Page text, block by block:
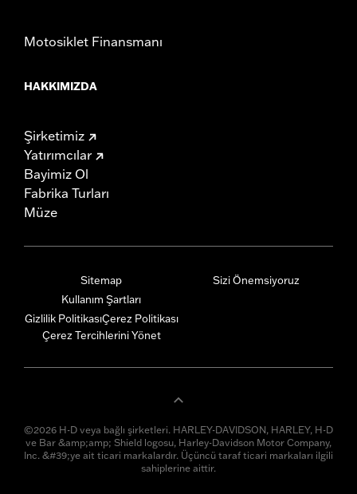
Motosiklet Finansmanı
HAKKIMIZDA
Şirketimiz
Yatırımcılar
Bayimiz Ol
Fabrika Turları
Müze
Sitemap
Kullanım Şartları
Gizlilik PolitikasıÇerez Politikası
Çerez Tercihlerini Yönet
Sizi Önemsiyoruz
©2026 H-D veya bağlı şirketleri. HARLEY-DAVIDSON, HARLEY, H-D
ve Bar &amp;amp; Shield logosu, Harley-Davidson Motor Company,
Inc. &#39;ye ait ticari markalardır. Üçüncü taraf ticari markaları ilgili
sahiplerine aittir.